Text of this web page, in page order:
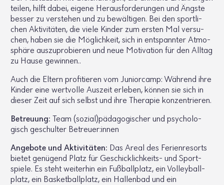
teilen, hilft dabei, eigene Heraus­for­de­rungen und Ängste
besser zu verstehen und zu bewäl­tigen. Bei den sport­li­
chen Akti­vi­täten, die viele Kinder zum ersten Mal versu­
chen, haben sie die Möglich­keit, sich in entspannter Atmo­
sphäre auszu­pro­bieren und neue Moti­va­tion für den Alltag
zu Hause gewinnen..
Auch die Eltern profi­tieren vom Junior­camp: Während ihre
Kinder eine wert­volle Auszeit erleben, können sie sich in
dieser Zeit auf sich selbst und ihre Therapie konzen­trieren.
Betreuung: Team (sozial)pädago­gi­scher und psycho­lo­
gisch geschulter Betreuer:innen
Ange­bote und Akti­vi­täten: Das Areal des Feri­en­re­sorts
bietet genü­gend Platz für Geschick­lich­keits- und Sport­
spiele. Es steht weiterhin ein Fußball­platz, ein Volley­ball­
platz, ein Basket­ball­platz, ein Hallenbad und ein